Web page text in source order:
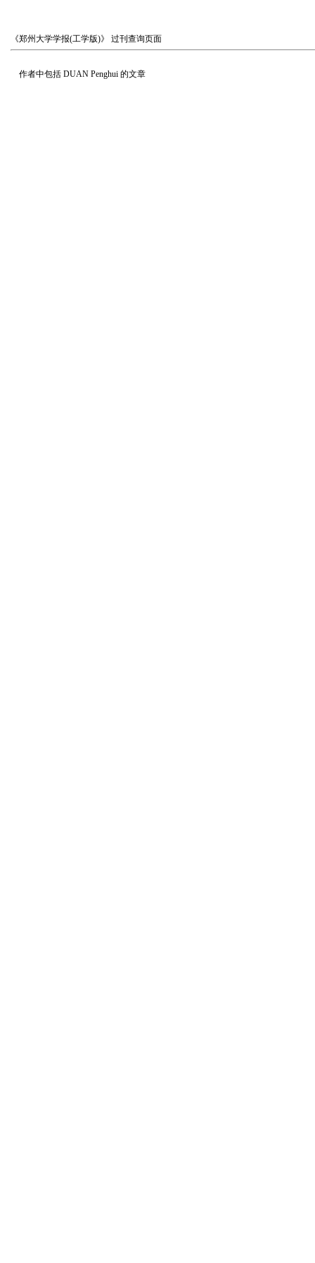
《郑州大学学报(工学版)》 过刊查询页面
作者中包括 DUAN Penghui 的文章